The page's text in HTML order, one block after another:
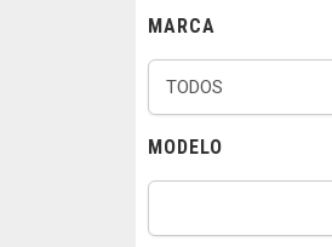
MARCA
MODELO